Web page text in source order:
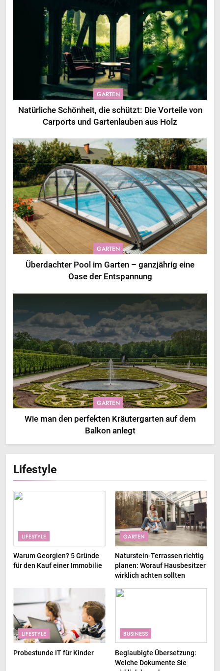
GARTEN
Natürliche Schönheit, die schützt: Die Vorteile von
Carports und Gartenlauben aus Holz
GARTEN
Überdachter Pool im Garten – ganzjährig eine
Oase der Entspannung
GARTEN
Wie man den perfekten Kräutergarten auf dem
Balkon anlegt
Lifestyle
LIFESTYLE
Warum Georgien? 5 Gründe
für den Kauf einer Immobilie
GARTEN
Naturstein-Terrassen richtig
planen: Worauf Hausbesitzer
wirklich achten sollten
LIFESTYLE
Probestunde IT für Kinder
BUSINESS
Beglaubigte Übersetzung:
Welche Dokumente Sie